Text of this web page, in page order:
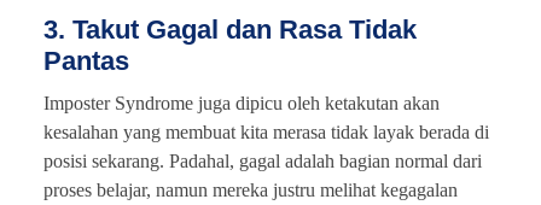
3. Takut Gagal dan Rasa Tidak
Pantas
Imposter Syndrome juga dipicu oleh ketakutan akan
kesalahan yang membuat kita merasa tidak layak berada di
posisi sekarang. Padahal, gagal adalah bagian normal dari
proses belajar, namun mereka justru melihat kegagalan